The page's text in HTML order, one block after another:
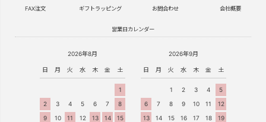
FAX注文 ギフトラッピング お問合わせ 会社概要
営業日カレンダー
2026年8月
日 月 火 水 木 金 土
1
2
3 4 5 6 7
8
9
10 11 12 13 14
15
2026年9月
日 月 火 水 木 金 土
1 2 3 4
5
6
7 8 9 10 11
12
13
14 15 16 17 18
19